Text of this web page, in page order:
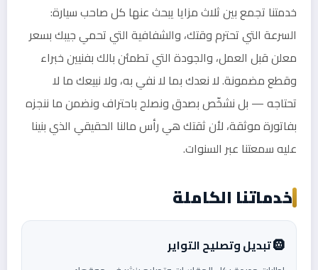
خدمتنا تجمع بين ثلاث مزايا يبحث عنها كل صاحب سيارة:
السرعة التي تحترم وقتك، والشفافية التي تحمي جيبك بسعر
معلن قبل العمل، والجودة التي تطمئن بالك بفنيين خبراء
وقطع مضمونة. لا نعدك بما لا نفي به، ولا نبيعك ما لا
تحتاجه — بل نشخّص بصدق ونصلح باحتراف ونضمن ما ننجزه
بفاتورة موثقة، لأن ثقتك هي رأس مالنا الحقيقي الذي بنينا
عليه سمعتنا عبر السنوات.
خدماتنا الكاملة
🛞 تبديل وتصليح التواير